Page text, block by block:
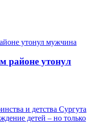
районе утонул